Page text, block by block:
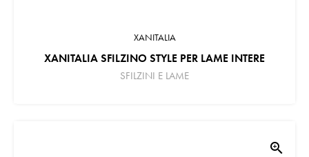
XANITALIA
XANITALIA SFILZINO STYLE PER LAME INTERE
SFILZINI E LAME
zoom_in